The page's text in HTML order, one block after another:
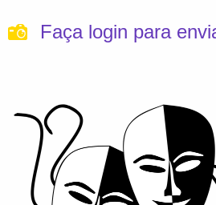
Faça login para